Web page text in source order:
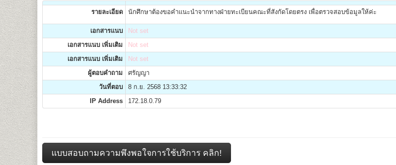
รายละเอียด นักศึกษาต้องขอคำแนะนำจากทางฝ่ายทะเบียนคณะที่สังกัดโดยตรง เพื่อตรวจสอบข้อมูลให้ค่ะ
เอกสารแนบ
Not set
เอกสารแนบ เพิ่มเติม
Not set
เอกสารแนบ เพิ่มเติม
Not set
ผู้ตอบคำถาม
ศรัญญา
วันที่ตอบ
8 ก.ย. 2568 13:33:32
IP Address
172.18.0.79
แบบสอบถามความพึงพอใจการใช้บริการ คลิก!